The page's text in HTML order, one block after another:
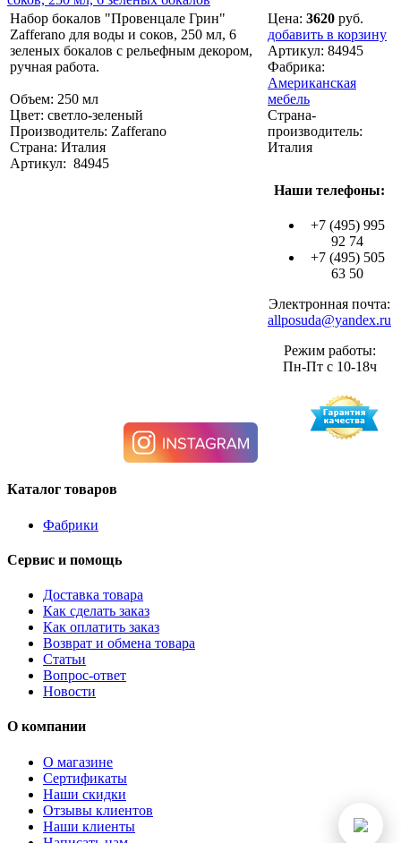
Набор бокалов "Провенцале Грин"
Zafferano для воды и соков, 250 мл, 6
зеленых бокалов с рельефным декором,
ручная работа.
Объем: 250 мл
Цвет: светло-зеленый
Производитель: Zafferano
Страна: Италия
Артикул: 84945
Цена: 3620 руб.
добавить в корзину
Артикул: 84945
Фабрика:
Американская
мебель
Страна-
производитель:
Италия
Наши телефоны:
+7 (495) 995
92 74
+7 (495) 505
63 50
Электронная почта:
allposuda@yandex.ru
Режим работы:
Пн-Пт с 10-18ч
Каталог товаров
Фабрики
Сервис и помощь
Доставка товара
Как сделать заказ
Как оплатить заказ
Возврат и обмена товара
Статьи
Вопрос-ответ
Новости
О компании
О магазине
Сертификаты
Наши скидки
Отзывы клиентов
Наши клиенты